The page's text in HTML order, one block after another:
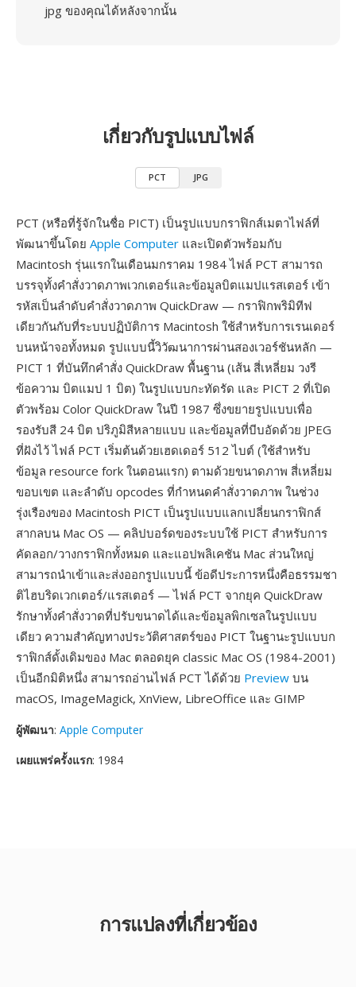
jpg ของคุณได้หลังจากนั้น
เกี่ยวกับรูปแบบไฟล์
PCT JPG
PCT (หรือที่รู้จักในชื่อ PICT) เป็นรูปแบบกราฟิกส์เมตาไฟล์ที่
พัฒนาขึ้นโดย Apple Computer และเปิดตัวพร้อมกับ
Macintosh รุ่นแรกในเดือนมกราคม 1984 ไฟล์ PCT สามารถ
บรรจุทั้งคำสั่งวาดภาพเวกเตอร์และข้อมูลบิตแมปแรสเตอร์ เข้า
รหัสเป็นลำดับคำสั่งวาดภาพ QuickDraw — กราฟิกพริมิทีฟ
เดียวกันกับที่ระบบปฏิบัติการ Macintosh ใช้สำหรับการเรนเดอร์
บนหน้าจอทั้งหมด รูปแบบนี้วิวัฒนาการผ่านสองเวอร์ชันหลัก —
PICT 1 ที่บันทึกคำสั่ง QuickDraw พื้นฐาน (เส้น สี่เหลี่ยม วงรี
ข้อความ บิตแมป 1 บิต) ในรูปแบบกะทัดรัด และ PICT 2 ที่เปิด
ตัวพร้อม Color QuickDraw ในปี 1987 ซึ่งขยายรูปแบบเพื่อ
รองรับสี 24 บิต ปริภูมิสีหลายแบบ และข้อมูลที่บีบอัดด้วย JPEG
ที่ฝังไว้ ไฟล์ PCT เริ่มต้นด้วยเฮดเดอร์ 512 ไบต์ (ใช้สำหรับ
ข้อมูล resource fork ในตอนแรก) ตามด้วยขนาดภาพ สี่เหลี่ยม
ขอบเขต และลำดับ opcodes ที่กำหนดคำสั่งวาดภาพ ในช่วง
รุ่งเรืองของ Macintosh PICT เป็นรูปแบบแลกเปลี่ยนกราฟิกส์
สากลบน Mac OS — คลิปบอร์ดของระบบใช้ PICT สำหรับการ
คัดลอก/วางกราฟิกทั้งหมด และแอปพลิเคชัน Mac ส่วนใหญ่
สามารถนำเข้าและส่งออกรูปแบบนี้ ข้อดีประการหนึ่งคือธรรมชา
ติไฮบริดเวกเตอร์/แรสเตอร์ — ไฟล์ PCT จากยุค QuickDraw
รักษาทั้งคำสั่งวาดที่ปรับขนาดได้และข้อมูลพิกเซลในรูปแบบ
เดียว ความสำคัญทางประวัติศาสตร์ของ PICT ในฐานะรูปแบบก
ราฟิกส์ดั้งเดิมของ Mac ตลอดยุค classic Mac OS (1984-2001)
เป็นอีกมิติหนึ่ง สามารถอ่านไฟล์ PCT ได้ด้วย Preview บน
macOS, ImageMagick, XnView, LibreOffice และ GIMP
ผู้พัฒนา: Apple Computer
เผยแพร่ครั้งแรก: 1984
การแปลงที่เกี่ยวข้อง